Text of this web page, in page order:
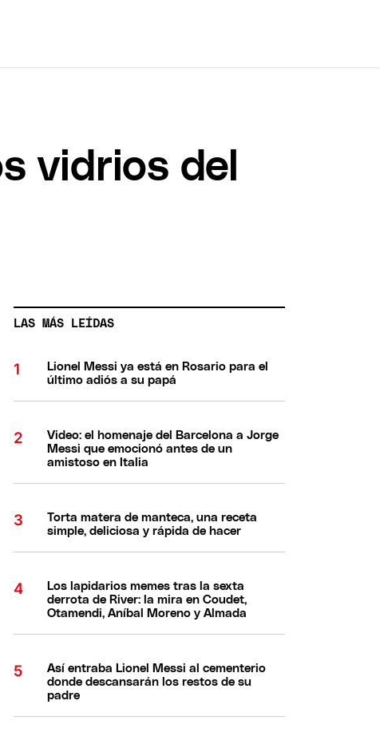
vidrios del
LAS MÁS LEÍDAS
Lionel Messi ya está en Rosario para el
último adiós a su papá
Video: el homenaje del Barcelona a Jorge
Messi que emocionó antes de un
amistoso en Italia
Torta matera de manteca, una receta
simple, deliciosa y rápida de hacer
Los lapidarios memes tras la sexta
derrota de River: la mira en Coudet,
Otamendi, Aníbal Moreno y Almada
Así entraba Lionel Messi al cementerio
donde descansarán los restos de su
padre